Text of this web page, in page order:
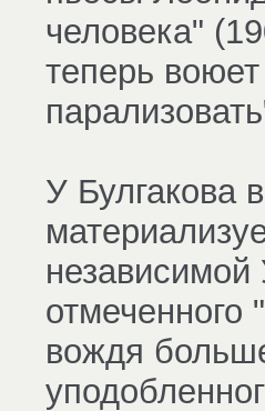
человека"
теперь
У Булгакова
отмеченного
вождя